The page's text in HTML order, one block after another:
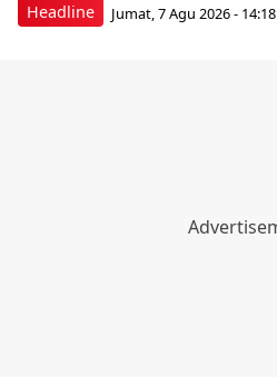
Headline Jumat, 7 Agu 2026 - 14:18